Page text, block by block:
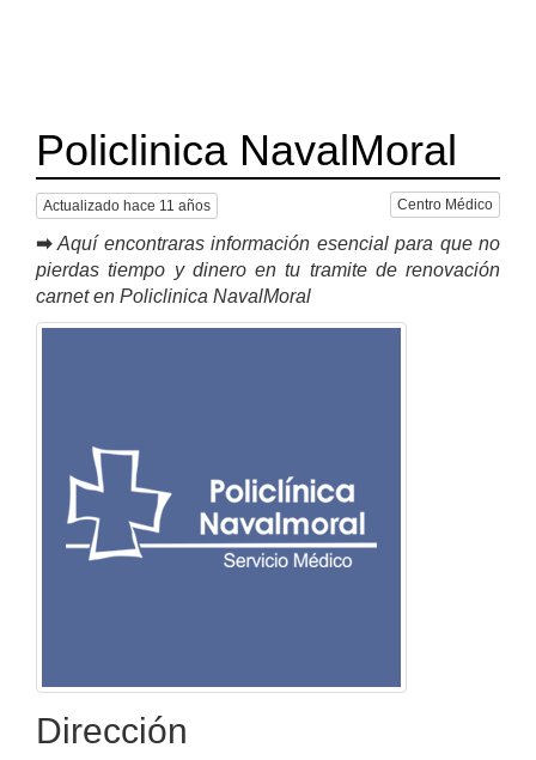
Policlinica NavalMoral
Actualizado hace 11 años Centro Médico
➡ Aquí encontraras información esencial para que no
pierdas tiempo y dinero en tu tramite de renovación
carnet en Policlinica NavalMoral
Dirección